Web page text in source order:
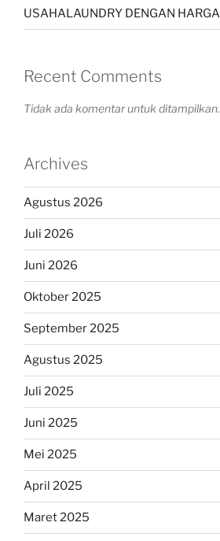
USAHALAUNDRY DENGAN
Recent Comments
Tidak ada komentar untuk ditampilkan.
Archives
Agustus 2026
Juli 2026
Juni 2026
Oktober 2025
September 2025
Agustus 2025
Juli 2025
Juni 2025
Mei 2025
April 2025
Maret 2025